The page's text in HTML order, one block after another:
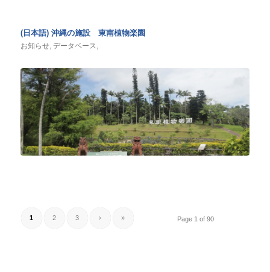
(日本語) 沖縄の施設 東南植物楽園
お知らせ, データベース,
Page 1 of 90
1 2 3 › »